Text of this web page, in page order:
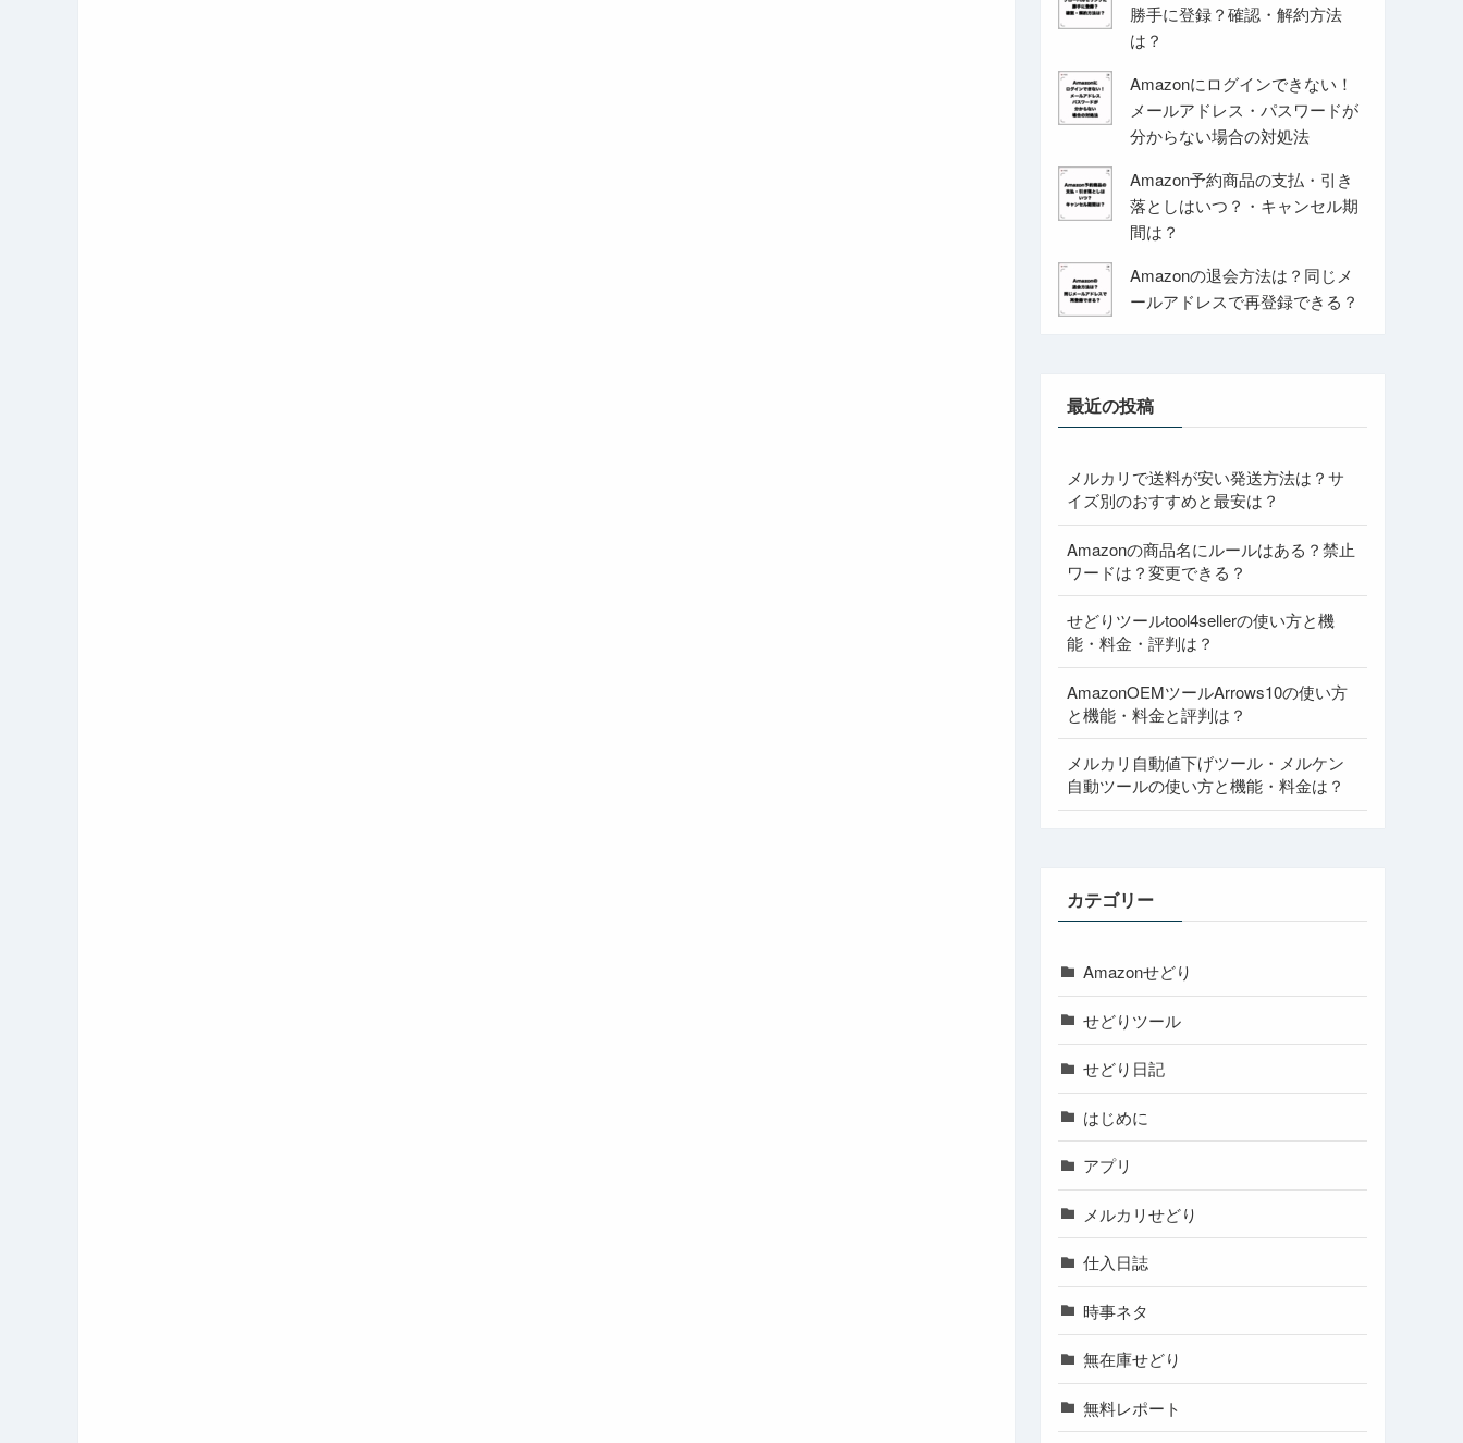
勝手に登録？確認・解約方法
は？
Amazonにログインできない！
メールアドレス・パスワードが
分からない場合の対処法
Amazon予約商品の支払・引き
落としはいつ？・キャンセル期
間は？
Amazonの退会方法は？同じメ
ールアドレスで再登録できる？
最近の投稿
メルカリで送料が安い発送方法は？サ
イズ別のおすすめと最安は？
Amazonの商品名にルールはある？禁止
ワードは？変更できる？
せどりツールtool4sellerの使い方と機
能・料金・評判は？
AmazonOEMツールArrows10の使い方
と機能・料金と評判は？
メルカリ自動値下げツール・メルケン
自動ツールの使い方と機能・料金は？
カテゴリー
Amazonせどり
せどりツール
せどり日記
はじめに
アプリ
メルカリせどり
仕入日誌
時事ネタ
無在庫せどり
無料レポート